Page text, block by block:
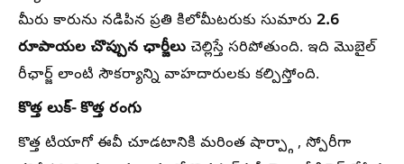
మీరు కారును నడిపిన ప్రతి కిలోమీటరుకు సుమారు 2.6
రూపాయల చొప్పున ఛార్జీలు చెల్లిస్తే సరిపోతుంది. ఇది మొబైల్
రీఛార్జ్ లాంటి సౌకర్యాన్ని వాహదారులకు కల్పిస్తోంది.
కొత్త లుక్- కొత్త రంగు
కొత్త టియాగో ఈవీ చూడటానికి మరింత షార్ప్గా , స్పోరీగా